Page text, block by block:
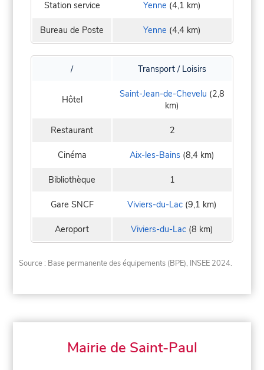
Station service Yenne (4,1 km)
Bureau de Poste Yenne (4,4 km)
/ Transport / Loisirs
Hôtel Saint-Jean-de-Chevelu (2,8
km)
Restaurant 2
Cinéma Aix-les-Bains (8,4 km)
Bibliothèque 1
Gare SNCF Viviers-du-Lac (9,1 km)
Aeroport Viviers-du-Lac (8 km)
Source : Base permanente des équipements (BPE), INSEE 2024.
Mairie de Saint-Paul